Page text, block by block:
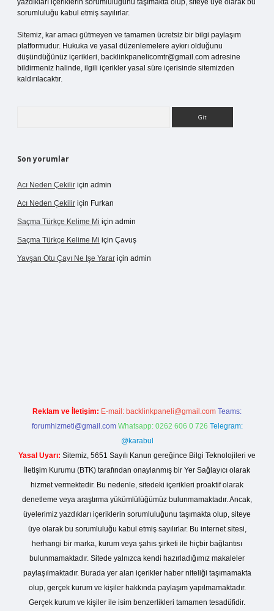
yazdıkları içeriklerin sorumluluğunu taşımakta olup, siteye üye olarak bu
sorumluluğu kabul etmiş sayılırlar.
Sitemiz, kar amacı gütmeyen ve tamamen ücretsiz bir bilgi paylaşım
platformudur. Hukuka ve yasal düzenlemelere aykırı olduğunu
düşündüğünüz içerikleri, backlinkpanelicomtr@gmail.com adresine
bildirmeniz halinde, ilgili içerikler yasal süre içerisinde sitemizden
kaldırılacaktır.
Son yorumlar
Acı Neden Çekilir için admin
Acı Neden Çekilir için Furkan
Saçma Türkçe Kelime Mi için admin
Saçma Türkçe Kelime Mi için Çavuş
Yavşan Otu Çayı Ne Işe Yarar için admin
Reklam ve İletişim: E-mail: backlinkpaneli@gmail.com Teams:
forumhizmeti@gmail.com Whatsapp: 0262 606 0 726 Telegram:
@karabul
Yasal Uyarı: Sitemiz, 5651 Sayılı Kanun gereğince Bilgi Teknolojileri ve
İletişim Kurumu (BTK) tarafından onaylanmış bir Yer Sağlayıcı olarak
hizmet vermektedir. Bu nedenle, sitedeki içerikleri proaktif olarak
denetleme veya araştırma yükümlülüğümüz bulunmamaktadır. Ancak,
üyelerimiz yazdıkları içeriklerin sorumluluğunu taşımakta olup, siteye
üye olarak bu sorumluluğu kabul etmiş sayılırlar. Bu internet sitesi,
herhangi bir marka, kurum veya şahıs şirketi ile hiçbir bağlantısı
bulunmamaktadır. Sitede yalnızca kendi hazırladığımız makaleler
paylaşılmaktadır. Burada yer alan içerikler haber niteliği taşımamakta
olup, gerçek kurum ve kişiler hakkında paylaşım yapılmamaktadır.
Gerçek kurum ve kişiler ile isim benzerlikleri tamamen tesadüfidir.